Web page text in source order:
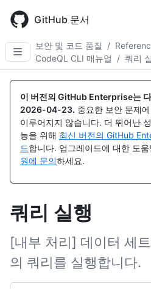
main
content
GitHub 문서
보안 및 코드 품질 /
CodeQL CLI 매뉴얼
/ 쿼리
이 버전의 GitHub Enterprise는
2026-04-23. 중요한 보안 문제
이루어지지 않습니다. 더 뛰어난
능을 위해 최신 버전의 GitHub
드합니다. 업그레이드에 대한 도움
원에 문의하세요.
쿼리 실행
[내부 처리] 데이터 세
의 쿼리를 실행합니다.